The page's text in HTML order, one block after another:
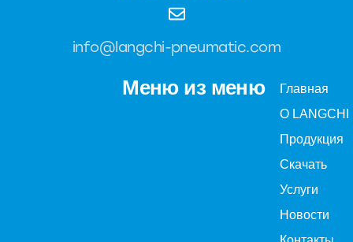
info@langchi-pneumatic.com
Меню из меню
Главная
О LANGCHI
Продукция
Скачать
Услуги
Новости